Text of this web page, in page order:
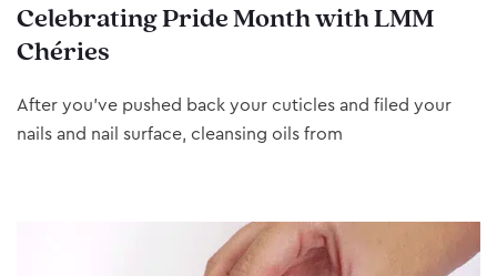
Celebrating Pride Month with LMM
Chéries
After you’ve pushed back your cuticles and filed your
nails and nail surface, cleansing oils from